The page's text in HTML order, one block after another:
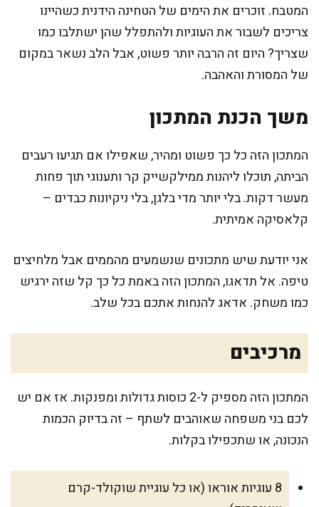
המטבח. זוכרים את הימים של הטחינה הידנית כשהיינו
צריכים לשבור את העוגיות ולהתפלל שהן ישתלבו כמו
שצריך? היום זה הרבה יותר פשוט, אבל הלב נשאר במקום
של המסורת והאהבה.
משך הכנת המתכון
המתכון הזה כל כך פשוט ומהיר, שאפילו אם תגיעו רעבים
הביתה, תוכלו ליהנות ממילקשייק קר ותענוגי תוך פחות
מעשר דקות. בלי יותר מדי בלגן, בלי ניקיונות כבדים –
קלאסיקה אמיתית.
אני יודעת שיש מתכונים שנשמעים מהממים אבל מלחיצים
טיפה. אל תדאגו, המתכון הזה באמת כל כך קל שזה ירגיש
כמו משחק. אדאג להנחות אתכם בכל שלב.
מרכיבים
המתכון הזה מספיק ל-2 כוסות גדולות ומפנקות. אז אם יש
לכם בני משפחה שאוהבים לשתף – זה בדיוק הכמות
הנכונה, או שתכפילו בקלות.
8 עוגיות אוראו (או כל עוגיית שוקולד-קרם